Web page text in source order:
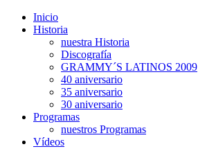
Inicio
Historia
nuestra Historia
Discografía
GRAMMY´S LATINOS 2009
40 aniversario
35 aniversario
30 aniversario
Programas
nuestros Programas
Vídeos